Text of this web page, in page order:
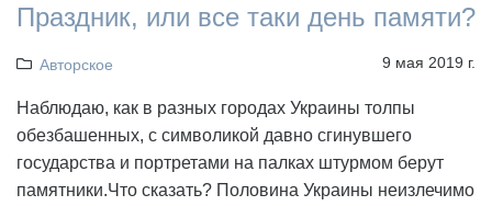
Праздник, или все таки день памяти?
Авторское 9 мая 2019 г.
Наблюдаю, как в разных городах Украины толпы
обезбашенных, с символикой давно сгинувшего
государства и портретами на палках штурмом берут
памятники.Что сказать? Половина Украины неизлечимо